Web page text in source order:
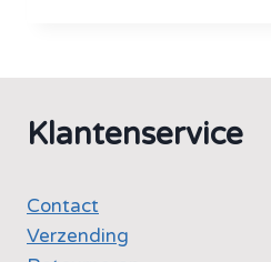
Klantenservice
Contact
Verzending